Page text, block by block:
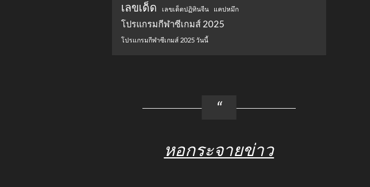
เลขเด็ด เลขเด็ดปฏิทินจีน แคปหมึก
โปรแกรมกีฬาซีเกมส์ 2025
โปรแกรมกีฬาซีเกมส์ 2025 วันนี้
หอกระจายข่าว